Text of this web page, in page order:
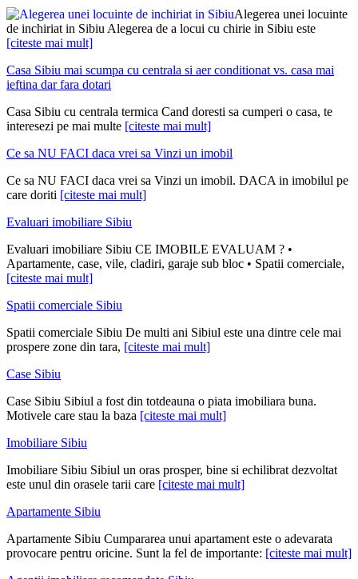
Alegerea unei locuinte
de inchiriat in Sibiu Alegerea de a locui cu chirie in Sibiu este
[citeste mai mult]
Casa Sibiu mai scumpa cu centrala si aer conditionat vs. casa mai
ieftina dar fara dotari
Casa Sibiu cu centrala termica Cand doresti sa cumperi o casa, te
interesezi pe mai multe [citeste mai mult]
Ce sa NU FACI daca vrei sa Vinzi un imobil
Ce sa NU FACI daca vrei sa Vinzi un imobil. DACA in imobilul pe
care doriti [citeste mai mult]
Evaluari imobiliare Sibiu
Evaluari imobiliare Sibiu CE IMOBILE EVALUAM ? •
Apartamente, case, vile, cladiri, garaje sub bloc • Spatii comerciale,
[citeste mai mult]
Spatii comerciale Sibiu
Spatii comerciale Sibiu De multi ani Sibiul este una dintre cele mai
prospere zone din tara, [citeste mai mult]
Case Sibiu
Case Sibiu Sibiul a fost din totdeauna o piata imobiliara buna.
Motivele care stau la baza [citeste mai mult]
Imobiliare Sibiu
Imobiliare Sibiu Sibiul un oras prosper, bine si echilibrat dezvoltat
este unul din orasele tarii care [citeste mai mult]
Apartamente Sibiu
Apartamente Sibiu Cumpararea unui apartament este o adevarata
provocare pentru oricine. Sunt la fel de importante: [citeste mai mult]